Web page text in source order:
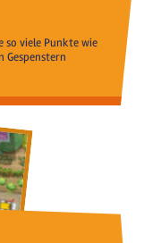
so viele Punkte wie
Gespenstern